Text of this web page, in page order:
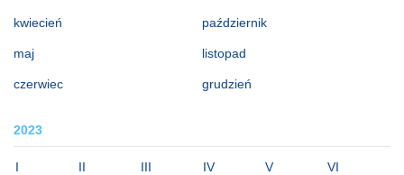
kwiecień
maj
czerwiec
październik
listopad
grudzień
2023
I II III IV V VI